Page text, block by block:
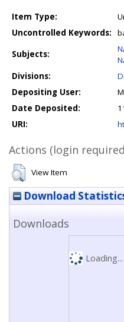
Item Type:
Uncontrolled Keywords:
Subjects:
Divisions:
Depositing User:
Date Deposited:
URI:
Actions (login
View Item
Download
Downloads
Loading...